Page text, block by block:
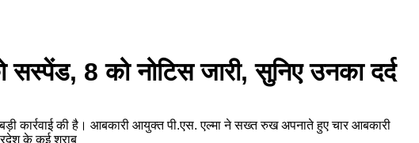
8 को नोटिस जारी, सुनिए उनका दर्द
कार्रवाई की है। आबकारी आयुक्त पी.एस. एल्मा ने सख्त रुख अपनाते हुए चार आबकारी
के कई शराब